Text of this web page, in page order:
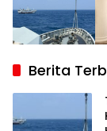
Berita